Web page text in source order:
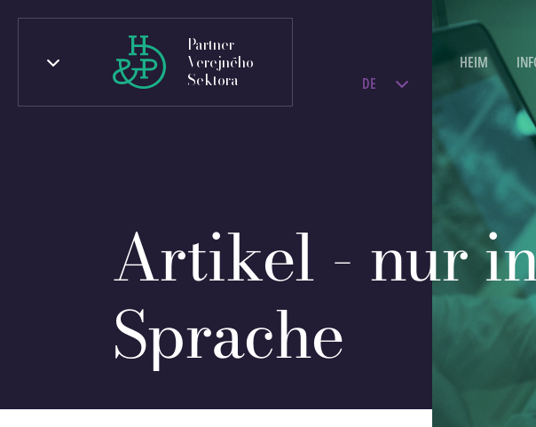
Partner
Verejného
Sektora
DE
HEIM
Artikel - nur
Sprache